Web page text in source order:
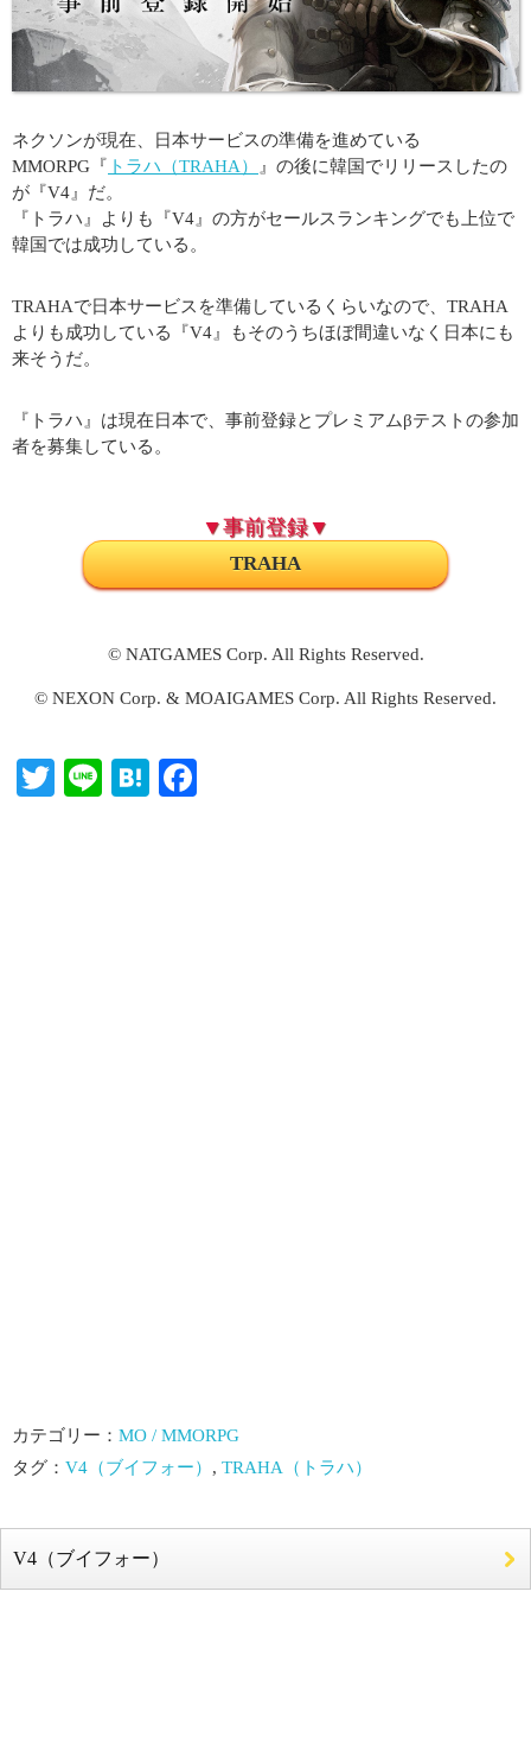
ネクソンが現在、日本サービスの準備を進めている
MMORPG『 トラハ（TRAHA）
』の後に韓国でリリースしたの
が『V4』だ。
『トラハ』よりも『V4』の方がセールスランキングでも上位で
韓国では成功している。
TRAHAで日本サービスを準備しているくらいなので、TRAHA
よりも成功している『V4』もそのうちほぼ間違いなく日本にも
来そうだ。
『トラハ』は現在日本で、事前登録とプレミアムβテストの参加
者を募集している。
▼事前登録▼
TRAHA
© NATGAMES Corp. All Rights Reserved.
© NEXON Corp. & MOAIGAMES Corp. All Rights Reserved.
T
Li
H
カテゴリー： MO / MMORPG
タグ： V4（ブイフォー） , TRAHA（トラハ）
V4（ブイフォー）